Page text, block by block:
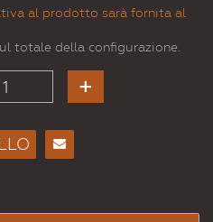
al prodotto sarà fornita al
totale della configurazione.